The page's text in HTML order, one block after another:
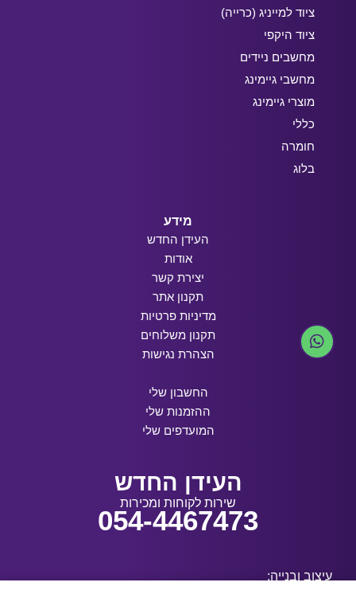
ציוד למייניג (כרייה)
ציוד היקפי
מחשבים ניידים
מחשבי גיימינג
מוצרי גיימינג
כללי
חומרה
בלוג
מידע
העידן החדש
אודות
יצירת קשר
תקנון אתר
מדיניות פרטיות
תקנון משלוחים
הצהרת נגישות
החשבון שלי
ההזמנות שלי
המועדפים שלי
העידן החדש
שירות לקוחות ומכירות
054-4467473
עיצוב ובנייה: